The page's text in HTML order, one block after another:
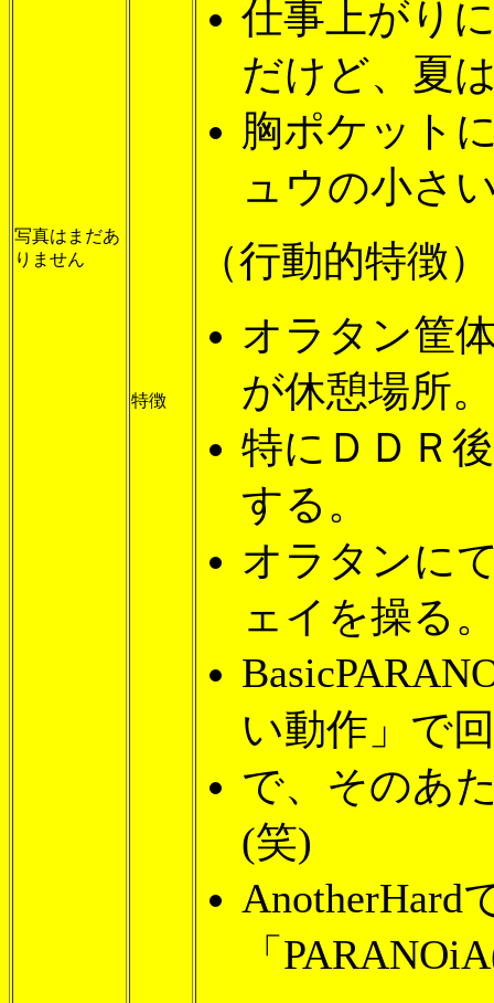
写真はまだあ
りません
特徴
仕事上がり
だけど、夏
胸ポケット
ュウの小さ
（行動的特徴）
オラタン筐
が休憩場所。
特にＤＤＲ
する。
オラタンに
ェイを操る
い動作」で
で、そのあ
(笑)
AnotherHard
「